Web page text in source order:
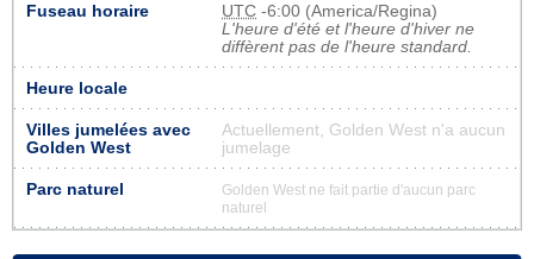
Fuseau horaire UTC -6:00 (America/Regina)
L'heure d'été et l'heure d'hiver ne
diffèrent pas de l'heure standard.
Heure locale
Villes jumelées avec
Golden West
Actuellement, Golden West n'a aucun
jumelage
Parc naturel
Golden West ne fait partie d'aucun parc
naturel